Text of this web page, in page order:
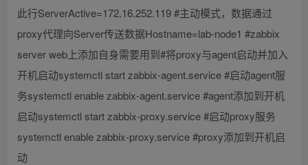
此行ServerActive=172.16.252.119 #主动模式，数据通过
proxy代理向Server传送数据Hostname=lab-node1 #zabbix
server web上添加自身需要用到#将proxy与agent启动并加入
开机启动systemctl start zabbix-agent.service #启动agent服
务systemctl enable zabbix-agent.service #agent添加到开机
启动systemctl start zabbix-proxy.service #启动proxy服务
systemctl enable zabbix-proxy.service #proxy添加到开机启
动